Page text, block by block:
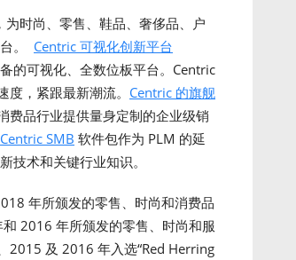
时尚、零售、鞋品、奢侈品、户
。 Centric 可视化创新平台
的可视化、全数位板平台。Centric
，紧跟最新潮流。 Centric 的旗舰
费品行业提供量身定制的企业级销
Centric SMB 软件包作为 PLM 的延
技术和关键行业知识。
年所颁发的零售、时尚和消费品
2016 年所颁发的零售、时尚和服
2015 及 2016 年入选“Red Herring